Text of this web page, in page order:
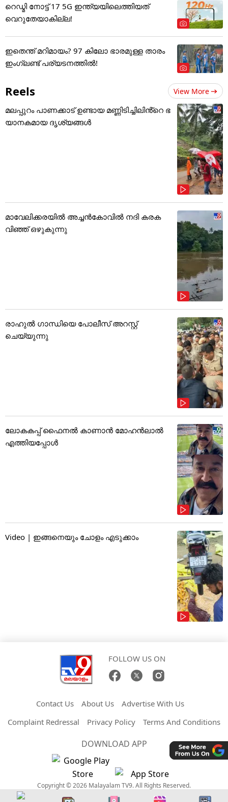
റെഡ്മി നോട്ട് 17 5G ഇന്ത്യയിലെത്തിയത്
വെറുതേയാകില്ല!
ഇതെന്ത് മറിമായം? 97 കിലോ ഭാരമുള്ള താരം
ഇംഗ്ലണ്ട് പര്യടനത്തില്‍!
Reels View More
മലപ്പുറം പാണക്കാട് ഉണ്ടായ മണ്ണിടിച്ചിലിൻ്റെ ഭ
യാനകമായ ദൃശ്യങ്ങൾ
മാവേലിക്കരയിൽ അച്ചൻകോവിൽ നദി കരക
വിഞ്ഞ് ഒഴുകുന്നു
രാഹുൽ ഗാന്ധിയെ പോലീസ് അറസ്റ്റ്
ചെയ്യുന്നു
ലോകകപ്പ് ഫൈനൽ കാണാൻ മോഹൻലാൽ
എത്തിയപ്പോൾ
Video | ഇങ്ങനെയും ചോളം എടുക്കാം
FOLLOW US ON
Contact Us About Us
Advertise With Us
Complaint Redressal
Privacy Policy Terms And Conditions
DOWNLOAD APP
Copyright © 2026 Malayalam TV9. All Rights Reserved.